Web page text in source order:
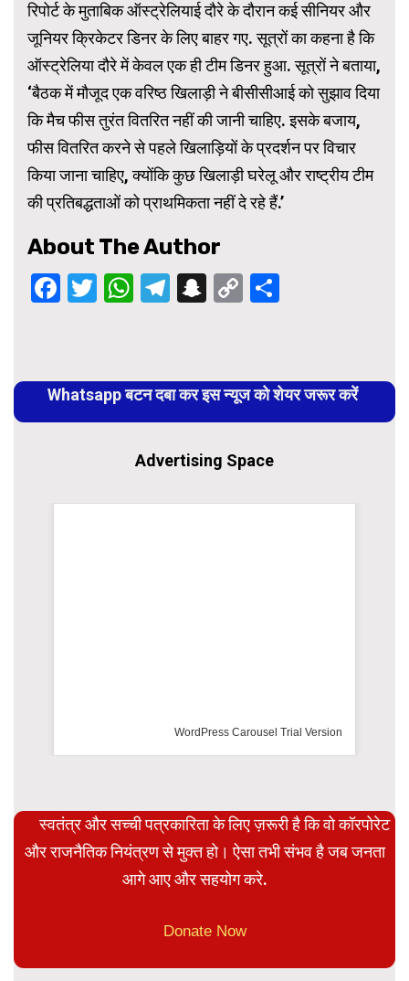
रिपोर्ट के मुताबिक ऑस्ट्रेलियाई दौरे के दौरान कई सीनियर और
जूनियर क्रिकेटर डिनर के लिए बाहर गए. सूत्रों का कहना है कि
ऑस्ट्रेलिया दौरे में केवल एक ही टीम डिनर हुआ. सूत्रों ने बताया,
‘बैठक में मौजूद एक वरिष्ठ खिलाड़ी ने बीसीसीआई को सुझाव दिया
कि मैच फीस तुरंत वितरित नहीं की जानी चाहिए. इसके बजाय,
फीस वितरित करने से पहले खिलाड़ियों के प्रदर्शन पर विचार
किया जाना चाहिए, क्योंकि कुछ खिलाड़ी घरेलू और राष्ट्रीय टीम
की प्रतिबद्धताओं को प्राथमिकता नहीं दे रहे हैं.’
About The Author
Facebook
Twitter
WhatsApp
Telegram
Snapchat
Copy
Reading
Whatsapp बटन दबा कर इस न्यूज को शेयर जरूर करें
Advertising Space
स्वतंत्र और सच्ची पत्रकारिता के लिए ज़रूरी है कि वो कॉरपोरेट
और राजनैतिक नियंत्रण से मुक्त हो। ऐसा तभी संभव है जब जनता
आगे आए और सहयोग करे.
Donate Now